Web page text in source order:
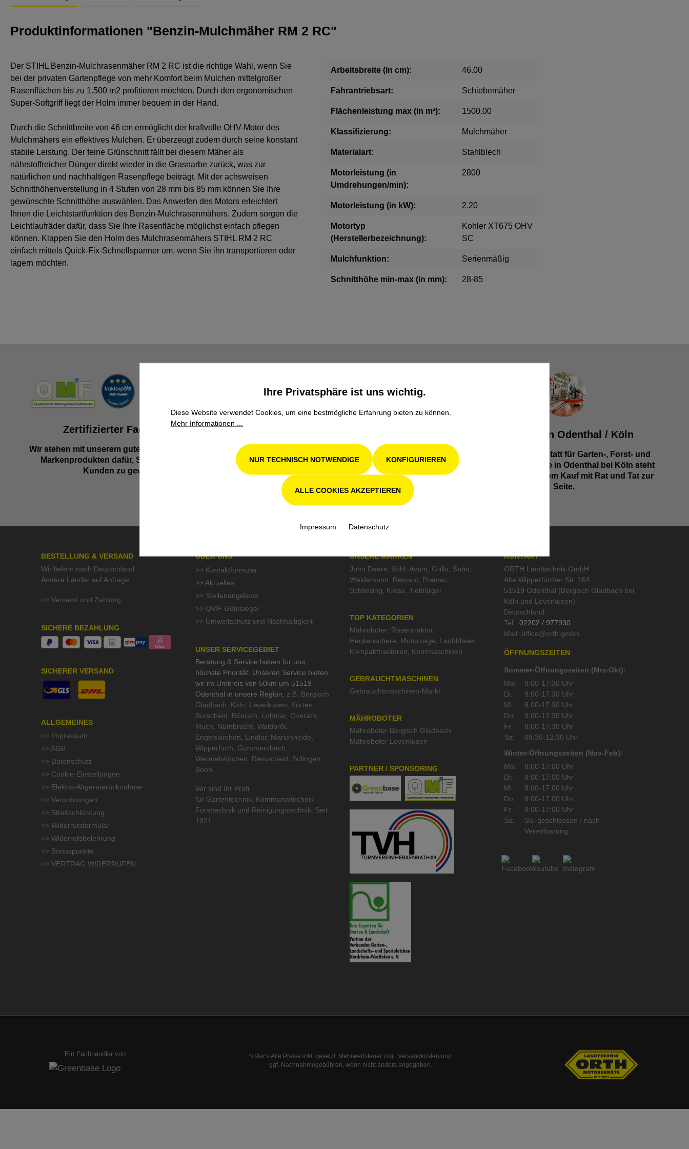
Produktinformationen "Benzin-Mulchmäher RM 2 RC"
Der STIHL Benzin-Mulchrasenmäher RM 2 RC ist die richtige Wahl, wenn Sie
bei der privaten Gartenpflege von mehr Komfort beim Mulchen mittelgroßer
Rasenflächen bis zu 1.500 m2 profitieren möchten. Durch den ergonomischen
Super-Softgriff liegt der Holm immer bequem in der Hand.
Durch die Schnittbreite von 46 cm ermöglicht der kraftvolle OHV-Motor des
Mulchmähers ein effektives Mulchen. Er überzeugt zudem durch seine konstant
stabile Leistung. Der feine Grünschnitt fällt bei diesem Mäher als
nährstoffreicher Dünger direkt wieder in die Grasnarbe zurück, was zur
natürlichen und nachhaltigen Rasenpflege beiträgt. Mit der achsweisen
Schnitthöhenverstellung in 4 Stufen von 28 mm bis 85 mm können Sie Ihre
gewünschte Schnitthöhe auswählen. Das Anwerfen des Motors erleichtert
Ihnen die Leichtstartfunktion des Benzin-Mulchrasenmähers. Zudem sorgen die
Leichtlaufräder dafür, dass Sie Ihre Rasenfläche möglichst einfach pflegen
können. Klappen Sie den Holm des Mulchrasenmähers STIHL RM 2 RC
einfach mittels Quick-Fix-Schnellspanner um, wenn Sie ihn transportieren oder
lagern möchten.
Arbeitsbreite (in cm): 46.00
Fahrantriebsart: Schiebemäher
Flächenleistung max (in m²): 1500.00
Klassifizierung: Mulchmäher
Materialart: Stahlblech
Motorleistung (in
Umdrehungen/min):
2800
Motorleistung (in kW): 2.20
Motortyp
(Herstellerbezeichnung):
Kohler XT675 OHV
SC
Mulchfunktion: Serienmäßig
Schnitthöhe min-max (in mm): 28-85
Zertifizierter Fachhändler
Wir stehen mit unserem guten Namen und besten
Markenprodukten dafür, Sie als zufriedenen
Kunden zu gewinnen.
Wir stehen seit über 100 Jahren als Familienbetrieb
in 4. Generation für Kompetenz, Innovation und
Zuverlässigkeit.
Werkstatt in Odenthal / Köln
Unsere Fachwerkstatt für Garten-, Forst- und
Landtechnik- Geräte in Odenthal bei Köln steht
Ihnen auch nach dem Kauf mit Rat und Tat zur
Seite.
BESTELLUNG & VERSAND
Wir liefern nach Deutschland
Andere Länder auf Anfrage
>> Versand und Zahlung
SICHERE BEZAHLUNG
SICHERER VERSAND
ALLGEMEINES
>> Impressum
>> AGB
>> Datenschutz
>> Cookie-Einstellungen
>> Elektro-Altgeräterücknahme
>> Verordnungen
>> Streitschlichtung
>> Widerrufsformular
>> Widerrufsbelehrung
>> Bonuspunkte
>> VERTRAG WIDERRUFEN
ÜBER UNS
>> Kontaktformular
>> Aktuelles
>> Stellenangebote
>> QMF Gütesiegel
>> Umweltschutz und Nachhaltigkeit
UNSER SERVICEGEBIET
Beratung & Service haben für uns
höchste Priorität. Unseren Service bieten
wir im Umkreis von 50km um 51519
Odenthal in unsere Region , z.B. Bergisch
Gladbach, Köln, Leverkusen, Kürten,
Burscheid, Rösrath, Lohmar, Overath,
Much, Nümbrecht, Waldbröl,
Engelskirchen, Lindlar, Marienheide,
Wipperfürth, Gummersbach,
Wermelskirchen, Remscheid, Solingen,
Bonn.
Wir sind Ihr Profi
für Gartentechnik
Kommunaltechnik
Forsttechnik und Reinigungstechnik . Seit
1921.
UNSERE MARKEN
John Deere
Stihl Avant Grillo Sabo
Weidemann
Remarc Pramac
Schliesing
Kress Tielbürger
TOP KATEGORIEN
Mähroboter Rasentraktor
Heckenschere
Motorsäge Laubbläser
Kompakttraktoren
Kehrmaschinen
GEBRAUCHTMASCHINEN
Gebrauchtmaschinen-Markt
MÄHROBOTER
Mähroboter Bergisch Gladbach
Mähroboter Leverkusen
PARTNER / SPONSORING
KONTAKT
ORTH Landtechnik GmbH
Alte Wipperfürther Str. 164
51519 Odenthal (Bergisch Gladbach bei
Köln und Leverkusen)
Deutschland
Tel.: 02202 / 977930
Mail:
ÖFFNUNGSZEITEN
Sommer-Öffnungszeiten (Mrz-Okt):
Mo:
8:00-17:30 Uhr
Di:
8:00-17:30 Uhr
Mi:
8:00-17:30 Uhr
Do:
8:00-17:30 Uhr
Fr:
8:00-17:30 Uhr
Sa:
08:30-12:30 Uhr
Winter-Öffnungszeiten (Nov-Feb):
Mo:
8:00-17:00 Uhr
Di:
8:00-17:00 Uhr
Mi:
8:00-17:00 Uhr
Do:
8:00-17:00 Uhr
Fr:
8:00-17:00 Uhr
Sa:
Sa. geschlossen / nach
Vereinbarung
Ein Fachhändler von %star%Alle Preise inkl. gesetzl. Mehrwertsteuer zzgl.Versandkosten und
ggf. Nachnahmegebühren, wenn nicht anders angegeben.
Ihre Privatsphäre ist uns wichtig.
Diese Website verwendet Cookies, um eine bestmögliche Erfahrung bieten zu können.
Mehr Informationen ...
NUR TECHNISCH NOTWENDIGE KONFIGURIEREN
ALLE COOKIES AKZEPTIEREN
Impressum Datenschutz